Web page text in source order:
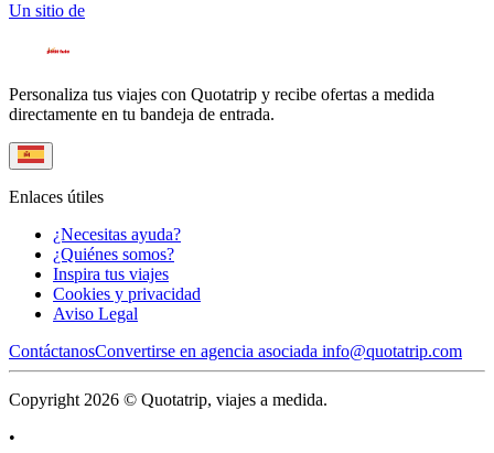
Un sitio de
Personaliza tus viajes con Quotatrip y recibe ofertas a medida
directamente en tu bandeja de entrada.
Enlaces útiles
¿Necesitas ayuda?
¿Quiénes somos?
Inspira tus viajes
Cookies y privacidad
Aviso Legal
ContáctanosConvertirse en agencia asociada info@quotatrip.com
Copyright 2026 © Quotatrip, viajes a medida.
•